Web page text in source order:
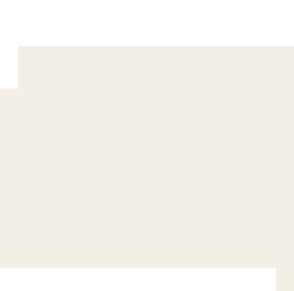
修学支援新制度認定校